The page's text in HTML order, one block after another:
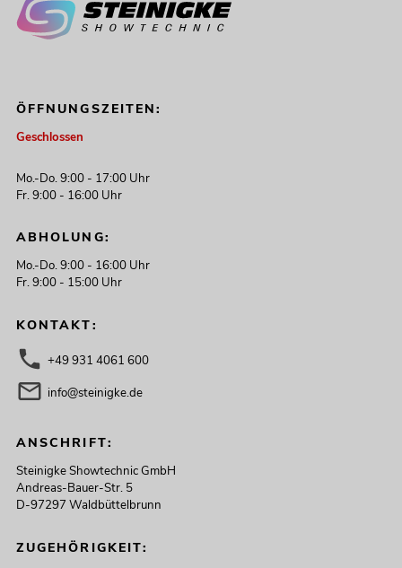
ÖFFNUNGSZEITEN:
Geschlossen
Mo.-Do. 9:00 - 17:00 Uhr
Fr. 9:00 - 16:00 Uhr
ABHOLUNG:
Mo.-Do. 9:00 - 16:00 Uhr
Fr. 9:00 - 15:00 Uhr
KONTAKT:
+49 931 4061 600
info@steinigke.de
ANSCHRIFT:
Steinigke Showtechnic GmbH
Andreas-Bauer-Str. 5
D-97297 Waldbüttelbrunn
ZUGEHÖRIGKEIT: